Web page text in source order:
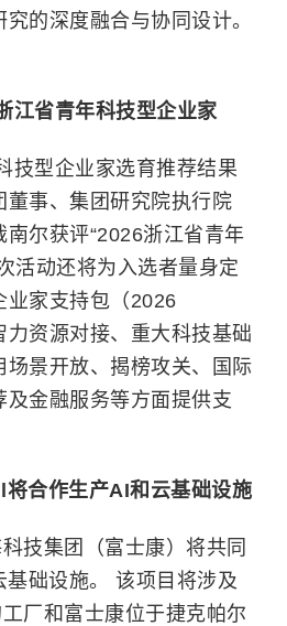
的深度融合与协同设计。
江省青年科技型企业家
技型企业家选育推荐结果
董事、集团研究院执行院
尔获评“2026浙江省青年
活动还将为入选者量身定
业家支持包（2026
力资源对接、重大科技基础
场景开放、揭榜攻关、国际
及金融服务等方面提供支
合作生产AI和云基础设施
技集团（富士康）将共同
础设施。 该项目将涉及
厂和 富士康位于捷克帕尔